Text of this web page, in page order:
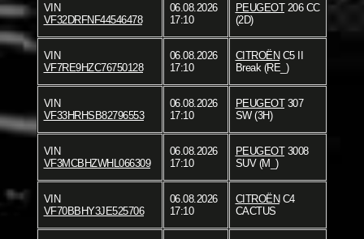
VIN
VF32DRFNF44546478
06.08.2026
17:10
PEUGEOT206 CC
(2D)
VIN
VF7RE9HZC76750128
06.08.2026
17:10
CITROËNC5 II
Break (RE_)
VIN
VF33HRHSB82796553
06.08.2026
17:10
PEUGEOT307
SW (3H)
VIN
VF3MCBHZWHL066309
06.08.2026
17:10
PEUGEOT3008
SUV (M_)
VIN
VF70BBHY3JE525706
06.08.2026
17:10
CITROËNC4
CACTUS